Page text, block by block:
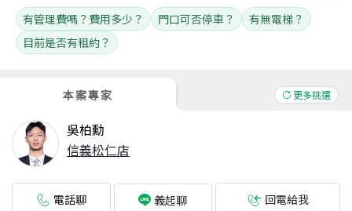
本案專家 更多挑選
吳柏勳
信義松仁店
電話聊 義起聊 回電給我
有管理費嗎？費用多少？ 門口可否停車？
有無電梯？
目前是否有租約？